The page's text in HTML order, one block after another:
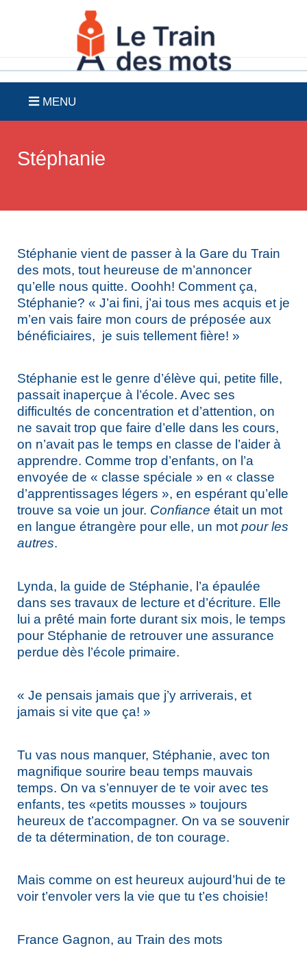
MENU
Stéphanie
Stéphanie vient de passer à la Gare du Train
des mots, tout heureuse de m’annoncer
qu’elle nous quitte. Ooohh! Comment ça,
Stéphanie? « J’ai fini, j’ai tous mes acquis et je
m’en vais faire mon cours de préposée aux
bénéficiaires, je suis tellement fière! »
Stéphanie est le genre d’élève qui, petite fille,
passait inaperçue à l’école. Avec ses
difficultés de concentration et d’attention, on
ne savait trop que faire d’elle dans les cours,
on n’avait pas le temps en classe de l’aider à
apprendre. Comme trop d’enfants, on l’a
envoyée de « classe spéciale » en « classe
d’apprentissages légers », en espérant qu’elle
trouve sa voie un jour. Confiance était un mot
en langue étrangère pour elle, un motpour les
autres.
Lynda, la guide de Stéphanie, l’a épaulée
dans ses travaux de lecture et d’écriture. Elle
lui a prêté main forte durant six mois, le temps
pour Stéphanie de retrouver une assurance
perdue dès l’école primaire.
« Je pensais jamais que j’y arriverais, et
jamais si vite que ça! »
Tu vas nous manquer, Stéphanie, avec ton
magnifique sourire beau temps mauvais
temps. On va s’ennuyer de te voir avec tes
enfants, tes «petits mousses » toujours
heureux de t’accompagner. On va se souvenir
de ta détermination, de ton courage.
Mais comme on est heureux aujourd’hui de te
voir t’envoler vers la vie que tu t’es choisie!
France Gagnon, au Train des mots